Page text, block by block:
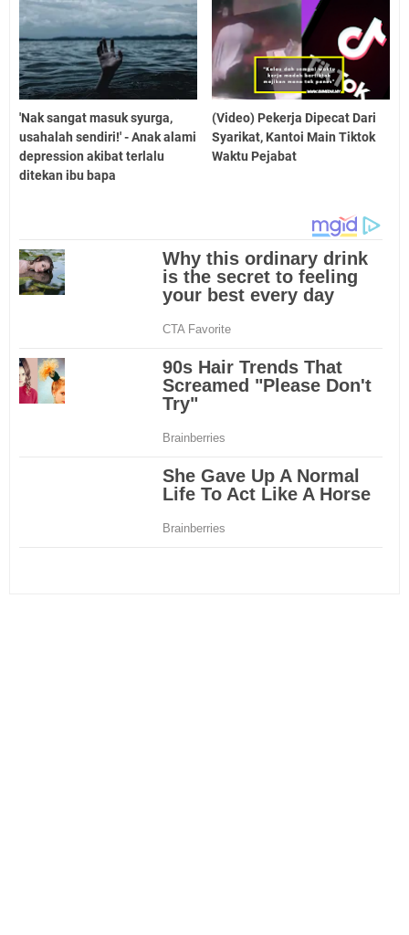
'Nak sangat masuk syurga,
usahalah sendiri!' - Anak alami
depression akibat terlalu
ditekan ibu bapa
(Video) Pekerja Dipecat Dari
Syarikat, Kantoi Main Tiktok
Waktu Pejabat